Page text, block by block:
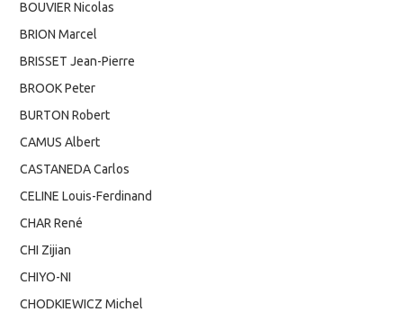
BOUVIER Nicolas
BRION Marcel
BRISSET Jean-Pierre
BROOK Peter
BURTON Robert
CAMUS Albert
CASTANEDA Carlos
CELINE Louis-Ferdinand
CHAR René
CHI Zijian
CHIYO-NI
CHODKIEWICZ Michel